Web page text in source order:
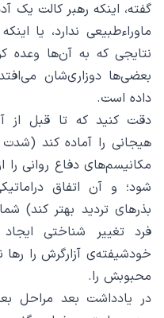
گفته، اینکه رهبر کالت
ماوراءطبیعی ندارد، یا
نتایجی که به آن‌ها وعده
بعضی‌ها دوزاری‌شان
داده است.
دقت کنید که تا قبل از
هیجانی را آماده کند
مکانیسم‌های دفاع روانی را
شود؛ و آن اتفاق
بذرهای تردید بهتر کند)
فرد تغییر شناختی
خودشیفته‌ی آزارگرش را
محبوبش را.
در یادداشت بعد مراحل